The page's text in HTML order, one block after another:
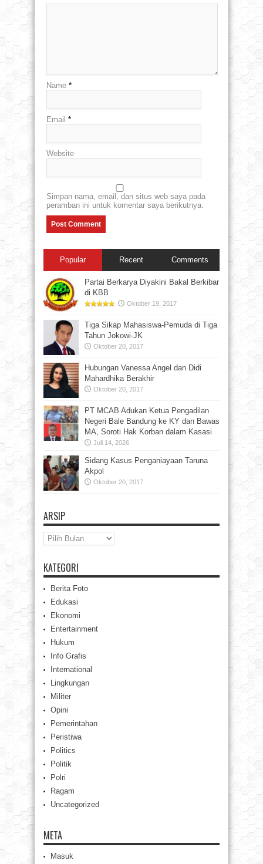
Name *
Email *
Website
Simpan nama, email, dan situs web saya pada
peramban ini untuk komentar saya berikutnya.
Popular Recent Comments
Partai Berkarya Diyakini Bakal Berkibar
di KBB
Oktober 19, 2017
Tiga Sikap Mahasiswa-Pemuda di Tiga
Tahun Jokowi-JK
Oktober 20, 2017
Hubungan Vanessa Angel dan Didi
Mahardhika Berakhir
Oktober 20, 2017
PT MCAB Adukan Ketua Pengadilan
Negeri Bale Bandung ke KY dan Bawas
MA, Soroti Hak Korban dalam Kasasi
Juli 14, 2026
Sidang Kasus Penganiayaan Taruna
Akpol
Oktober 20, 2017
ARSIP
Arsip
KATEGORI
Berita Foto
Edukasi
Ekonomi
Entertainment
Hukum
Info Grafis
International
Lingkungan
Militer
Opini
Pemerintahan
Peristiwa
Politics
Politik
Polri
Ragam
Uncategorized
META
Masuk